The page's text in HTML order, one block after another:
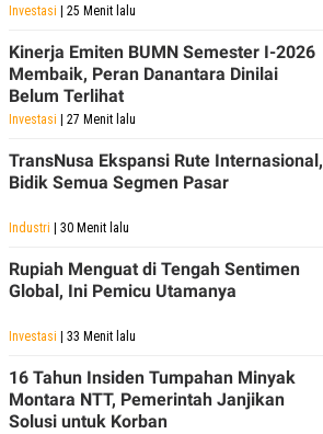
Investasi | 25 Menit lalu
Kinerja Emiten BUMN Semester I-2026
Membaik, Peran Danantara Dinilai
Belum Terlihat
Investasi | 27 Menit lalu
TransNusa Ekspansi Rute Internasional,
Bidik Semua Segmen Pasar
Industri | 30 Menit lalu
Rupiah Menguat di Tengah Sentimen
Global, Ini Pemicu Utamanya
Investasi | 33 Menit lalu
16 Tahun Insiden Tumpahan Minyak
Montara NTT, Pemerintah Janjikan
Solusi untuk Korban